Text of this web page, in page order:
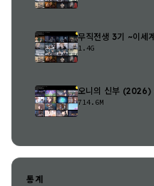
무직전생 3기 ~이
1.4G
오니의 신부
714.6M
통계